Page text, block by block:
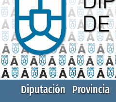
Diputación Provincia